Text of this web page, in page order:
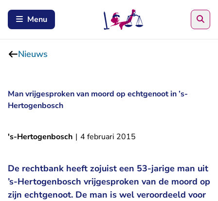
Menu
Nieuws
Man vrijgesproken van moord op echtgenoot in ’s-
Hertogenbosch
's-Hertogenbosch | 4 februari 2015
De rechtbank heeft zojuist een 53-jarige man uit
’s-Hertogenbosch vrijgesproken van de moord op
zijn echtgenoot. De man is wel veroordeeld voor